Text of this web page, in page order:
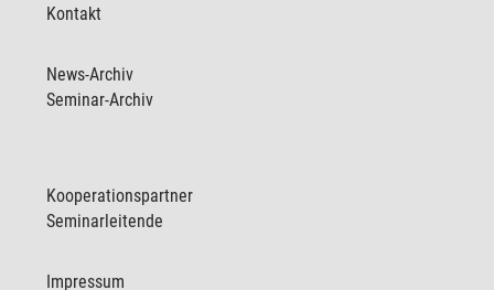
Kontakt
News-Archiv
Seminar-Archiv
Kooperationspartner
Seminarleitende
Impressum